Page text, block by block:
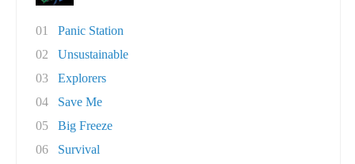
01
Panic Station
02
Unsustainable
03
Explorers
04
Save Me
05
Big Freeze
06
Survival